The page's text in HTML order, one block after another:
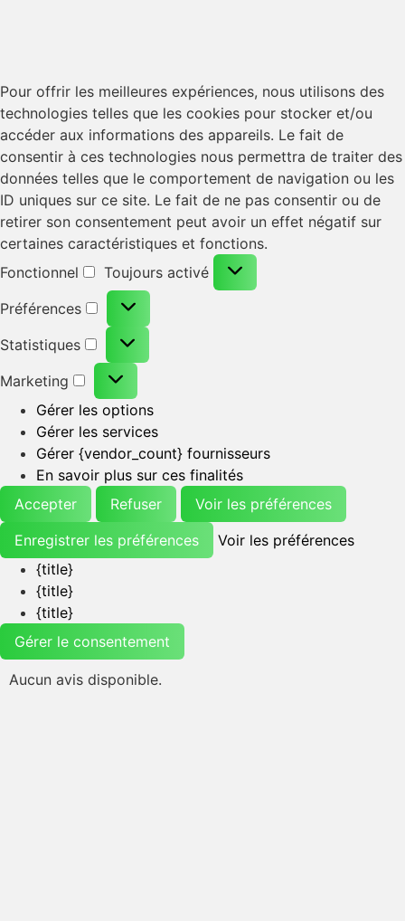
Pour offrir les meilleures expériences, nous utilisons des
technologies telles que les cookies pour stocker et/ou
accéder aux informations des appareils. Le fait de
consentir à ces technologies nous permettra de traiter des
données telles que le comportement de navigation ou les
ID uniques sur ce site. Le fait de ne pas consentir ou de
retirer son consentement peut avoir un effet négatif sur
certaines caractéristiques et fonctions.
Fonctionnel
Toujours activé
Préférences
Statistiques
Marketing
Gérer les options
Gérer les services
Gérer {vendor_count} fournisseurs
En savoir plus sur ces finalités
Accepter
Refuser
Voir les préférences
Enregistrer les préférences
Voir les préférences
{title}
{title}
{title}
Gérer le consentement
Aucun avis disponible.